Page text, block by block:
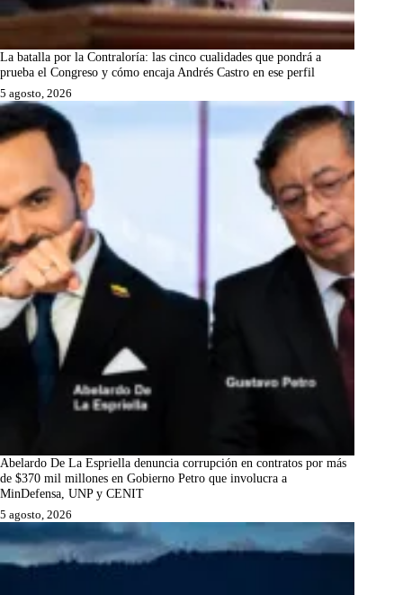
La batalla por la Contraloría: las cinco cualidades que pondrá a
prueba el Congreso y cómo encaja Andrés Castro en ese perfil
5 agosto, 2026
Abelardo De La Espriella denuncia corrupción en contratos por más
de $370 mil millones en Gobierno Petro que involucra a
MinDefensa, UNP y CENIT
5 agosto, 2026